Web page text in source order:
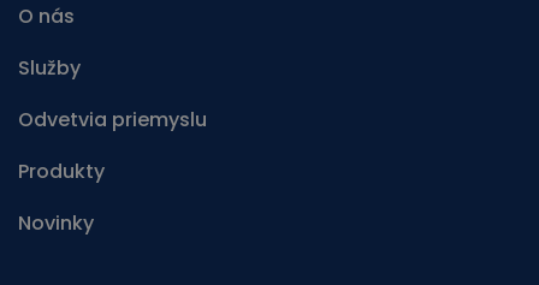
O nás
Služby
Odvetvia priemyslu
Produkty
Novinky